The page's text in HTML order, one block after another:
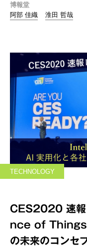
博報堂
阿部 佳織
淮田 哲哉
TECHNOLOGY
CES2020 速
nce of Things
の未来のコンセ